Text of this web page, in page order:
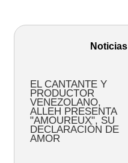
Noticias
EL CANTANTE Y
PRODUCTOR
VENEZOLANO,
ALLEH PRESENTA
"AMOUREUX", SU
DECLARACIÓN DE
AMOR